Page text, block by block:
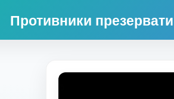
Противники